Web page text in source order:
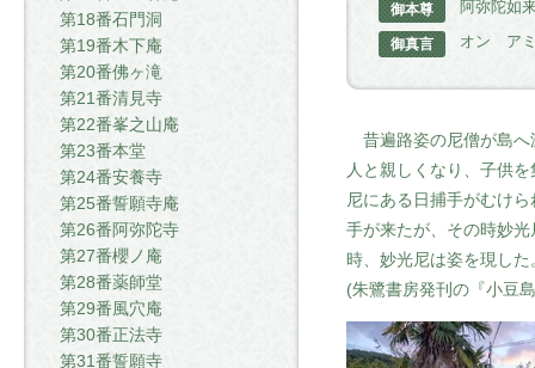
御本尊 阿弥陀如
御真言 オン ア
昔遍路姿の尼僧が島へ
人と親しくなり、子供
尼にある日捕手がむけ
手が来たが、その時妙
時、妙光尼は姿を現し
(朱鷺書房発刊の『小豆
第18番石門洞
第19番木下庵
第20番佛ヶ滝
第21番清見寺
第22番峯之山庵
第23番本堂
第24番安養寺
第25番誓願寺庵
第26番阿弥陀寺
第27番櫻ノ庵
第28番薬師堂
第29番風穴庵
第30番正法寺
第31番誓願寺